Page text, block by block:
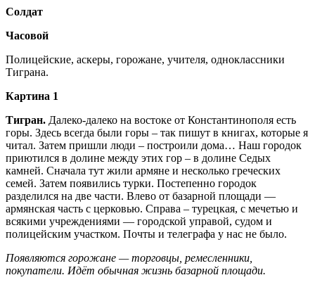
Солдат
Часовой
Полицейские, аскеры, горожане, учителя, одноклассники
Тиграна.
Картина 1
Тигран. Далеко-далеко на востоке от Константинополя есть
горы. Здесь всегда были горы – так пишут в книгах, которые я
читал. Затем пришли люди – построили дома… Наш городок
приютился в долине между этих гор – в долине Седых
камней. Сначала тут жили армяне и несколько греческих
семей. Затем появились турки. Постепенно городок
разделился на две части. Влево от базарной площади —
армянская часть с церковью. Справа – турецкая, с мечетью и
всякими учреждениями — городской управой, судом и
полицейским участком. Почты и телеграфа у нас не было.
Появляются горожане — торговцы, ремесленники,
покупатели. Идёт обычная жизнь базарной площади.